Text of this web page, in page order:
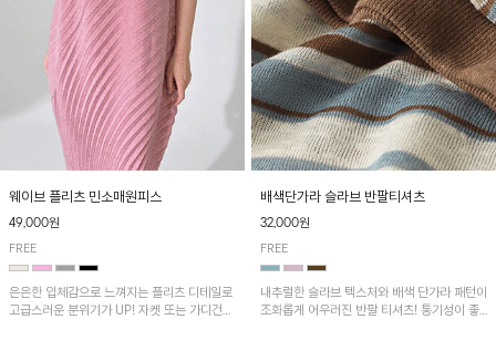
웨이브 플리츠 민소매원피스
49,000원
FREE
은은한 입체감으로 느껴지는 플리츠 디테일로
고급스러운 분위기가 UP! 자켓 또는 가디건과
배색단가라 슬라브 반팔티셔츠
32,000원
FREE
내추럴한 슬라브 텍스처와 배색 단가라 패턴이
조화롭게 어우러진 반팔 티셔츠! 통기성이 좋